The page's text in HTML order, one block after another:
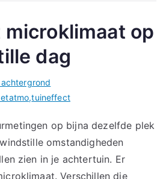
op
dag
,tuineffect
op bijna dezelfde plek
omstandigheden
zien in je achtertuin. Er
Verschillen die